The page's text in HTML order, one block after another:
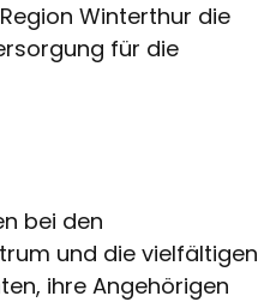
Winterthur die
für die
bei den
und die vielfältigen
ihre Angehörigen